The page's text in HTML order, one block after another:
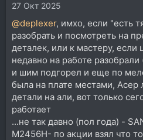
27 Окт 2025
@deplexer, имхо, если "есть
разобрать и посмотреть на
деталек, или к мастеру, если
недавно на работе
и шим подгорел и еще по
была на плате местами, Асер
детали на али, вот только
работает
...не так давно (пол года) -
M2456H- по акции взял что